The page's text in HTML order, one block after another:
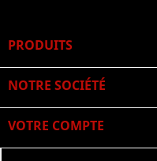
PRODUITS
NOTRE SOCIÉTÉ
VOTRE COMPTE